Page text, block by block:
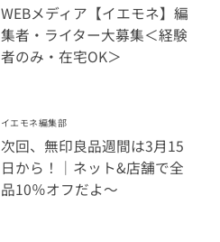
WEBメディア【イエモネ】編
集者・ライター大募集＜経験
者のみ・在宅OK＞
イエモネ編集部
次回、無印良品週間は3月15
日から！｜ネット&店舗で全
品10％オフだよ～